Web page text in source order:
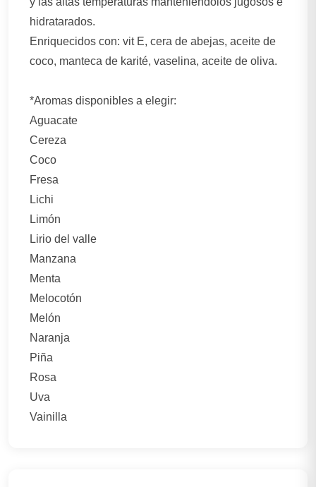
hidratarados.
Enriquecidos con: vit E, cera de abejas, aceite de
coco, manteca de karité, vaselina, aceite de oliva.
*Aromas disponibles a elegir:
Aguacate
Cereza
Coco
Fresa
Lichi
Limón
Lirio del valle
Manzana
Menta
Melocotón
Melón
Naranja
Piña
Rosa
Uva
Vainilla